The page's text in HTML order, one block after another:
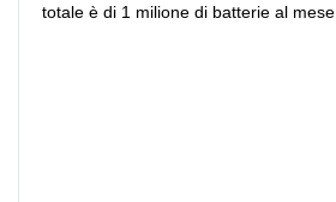
totale è di 1 milione di batterie al mese.